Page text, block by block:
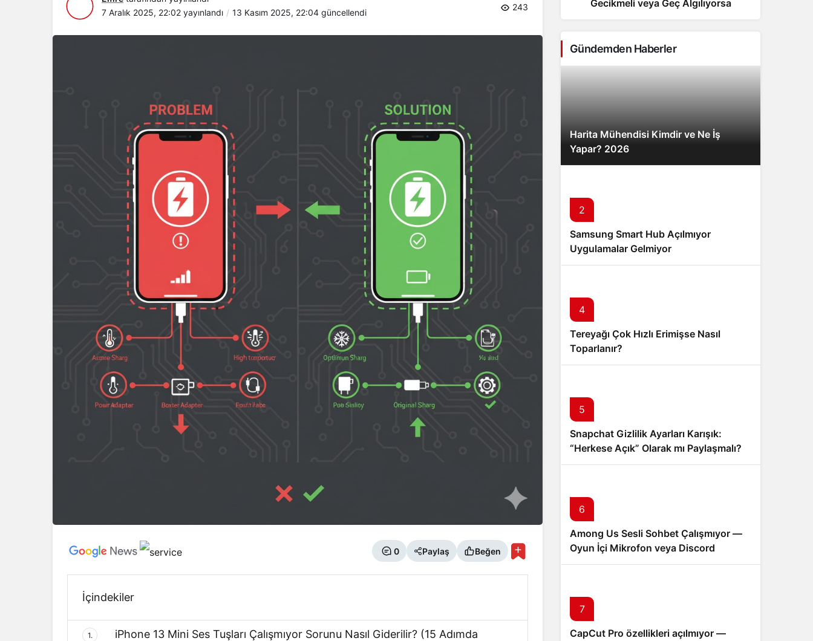
Sistem Modu
7 Aralık 2025, 22:02 yayınlandı 13 Kasım 2025, 22:04 güncellendi
243
0 Paylaş Beğen
İçindekiler
1.
iPhone 13 Mini Ses Tuşları Çalışmıyor Sorunu Nasıl Giderilir? (15 Adımda
Gecikmeli veya Geç Algılıyorsa
Gündemden Haberler
Harita Mühendisi Kimdir ve Ne İş
Yapar? 2026
2
Samsung Smart Hub Açılmıyor
Uygulamalar Gelmiyor
3
Mevsimler Gerçekten Güneş’ten
Uzaklıkla mı İlgili? – Neyinnesi
Sorguluyor
4
Tereyağı Çok Hızlı Erimişse Nasıl
Toparlanır?
5
Snapchat Gizlilik Ayarları Karışık:
“Herkese Açık” Olarak mı Paylaşmalı?
6
Among Us Sesli Sohbet Çalışmıyor —
Oyun İçi Mikrofon veya Discord
Bağlantı Sorunu
7
CapCut Pro özellikleri açılmıyor —